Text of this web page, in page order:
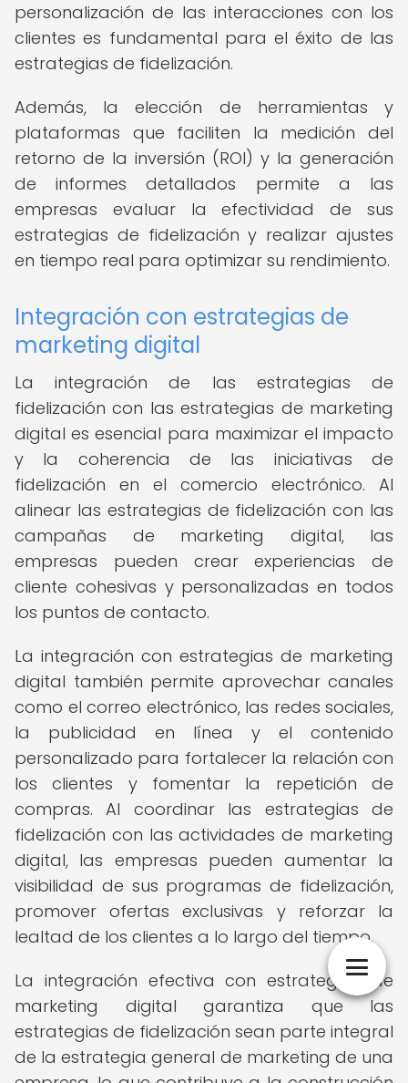
personalización de las interacciones con los
clientes es fundamental para el éxito de las
estrategias de fidelización.
Además, la elección de herramientas y
plataformas que faciliten la medición del
retorno de la inversión (ROI) y la generación
de informes detallados permite a las
empresas evaluar la efectividad de sus
estrategias de fidelización y realizar ajustes
en tiempo real para optimizar su rendimiento.
Integración con estrategias de
marketing digital
La integración de las estrategias de
fidelización con las estrategias de marketing
digital es esencial para maximizar el impacto
y la coherencia de las iniciativas de
fidelización en el comercio electrónico. Al
alinear las estrategias de fidelización con las
campañas de marketing digital, las
empresas pueden crear experiencias de
cliente cohesivas y personalizadas en todos
los puntos de contacto.
La integración con estrategias de marketing
digital también permite aprovechar canales
como el correo electrónico, las redes sociales,
la publicidad en línea y el contenido
personalizado para fortalecer la relación con
los clientes y fomentar la repetición de
compras. Al coordinar las estrategias de
fidelización con las actividades de marketing
digital, las empresas pueden aumentar la
visibilidad de sus programas de fidelización,
promover ofertas exclusivas y reforzar la
lealtad de los clientes a lo largo del tiempo.
La integración efectiva con estrategias de
marketing digital garantiza que las
estrategias de fidelización sean parte integral
de la estrategia general de marketing de una